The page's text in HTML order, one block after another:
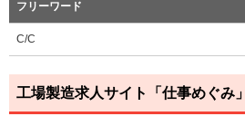
フリーワード
C/C
工場製造求人サイト「仕事めぐみ